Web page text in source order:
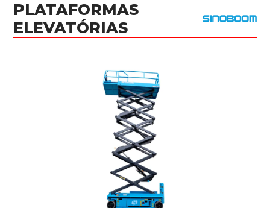
PLATAFORMAS
ELEVATÓRIAS